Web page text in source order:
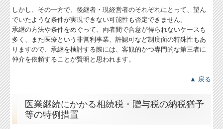
しかし、その一方で、後継者・現経営者のそれぞれにとって、望ん
でいたような条件が実現できない可能性も否定できません。
承継の方法や条件をめぐって、両者間で合意が得られないケースも
多く、また医療という非営利事業、許認可など制度面の特殊性もあ
りますので、承継を検討する際には、客観的かつ専門的な第三者に
仲介を依頼することが賢明と思われます。
▲ 戻る
医業継続にかかる相続税・贈与税の納税猶予
等の特例措置